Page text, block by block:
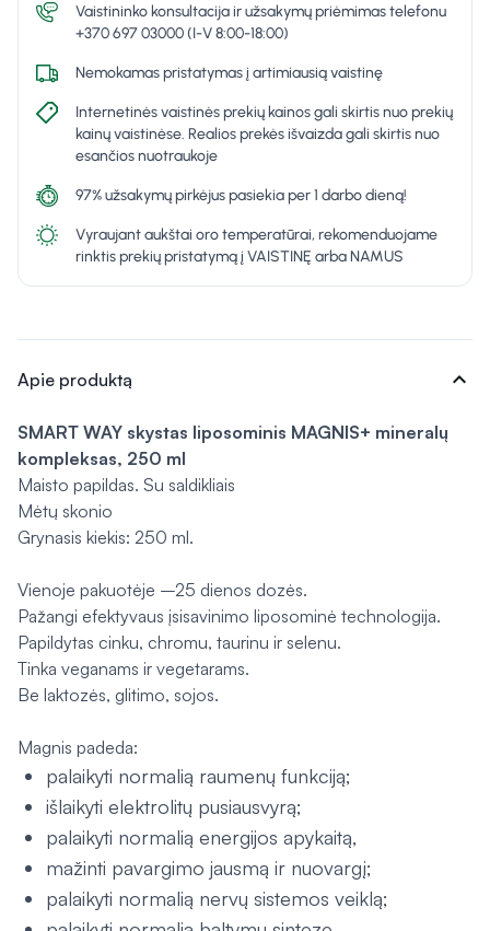
Vaistininko konsultacija ir užsakymų priėmimas telefonu
+370 697 03000 (I-V 8:00-18:00)
Nemokamas pristatymas į artimiausią vaistinę
Internetinės vaistinės prekių kainos gali skirtis nuo prekių
kainų vaistinėse. Realios prekės išvaizda gali skirtis nuo
esančios nuotraukoje
97% užsakymų pirkėjus pasiekia per 1 darbo dieną!
Vyraujant aukštai oro temperatūrai, rekomenduojame
rinktis prekių pristatymą į VAISTINĘ arba NAMUS
Apie produktą expand_more
SMART WAY skystas liposominis MAGNIS+ mineralų
kompleksas, 250 ml
Maisto papildas. Su saldikliais
Mėtų skonio
Grynasis kiekis: 250 ml.
Vienoje pakuotėje –25 dienos dozės.
Pažangi efektyvaus įsisavinimo liposominė technologija.
Papildytas cinku, chromu, taurinu ir selenu.
Tinka veganams ir vegetarams.
Be laktozės, glitimo, sojos.
Magnis padeda:
palaikyti normalią raumenų funkciją;
išlaikyti elektrolitų pusiausvyrą;
palaikyti normalią energijos apykaitą,
mažinti pavargimo jausmą ir nuovargį;
palaikyti normalią nervų sistemos veiklą;